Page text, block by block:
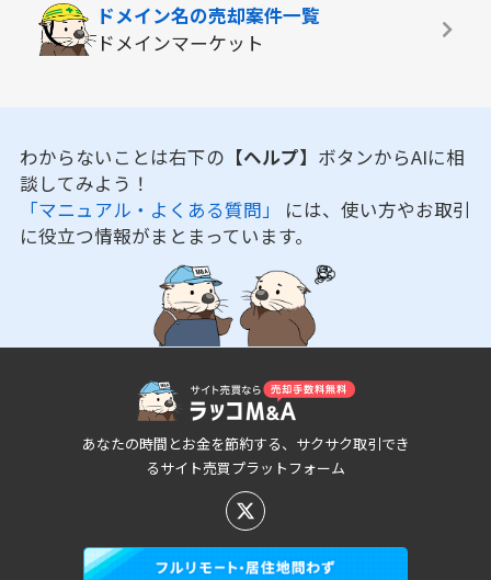
ドメイン名の売却案件一覧
ドメインマーケット
わからないことは右下の 【ヘルプ】 ボタンからAIに相
談してみよう！
「マニュアル・よくある質問」 には、使い方やお取引
に役立つ情報がまとまっています。
あなたの時間とお金を節約する、サクサク取引でき
るサイト売買プラットフォーム